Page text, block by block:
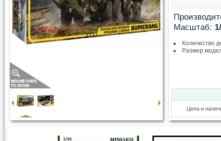
Масштаб:
Количество
Размер
Цена и